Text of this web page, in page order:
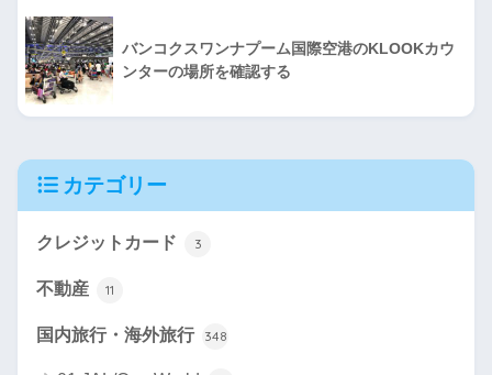
バンコクスワンナプーム国際空港のKLOOKカウ
ンターの場所を確認する
カテゴリー
クレジットカード 3
不動産 11
国内旅行・海外旅行 348